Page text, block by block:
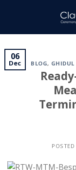
06
Dec BLOG,
POSTED